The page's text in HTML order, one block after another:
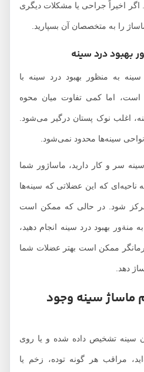
جراحی یا مشکلات دیگری
را به متخصصان آن بسپارید.
درد سینه
به منظور بهبود درد سینه با
اما کمی تفاوت میان محوه
نوک پستان درگیر می‌شود.
سینه‌ها محدود نمی‌شود.
و کار دارید، ماساژور شما
که این عضلاتی که سینه‌ها
شود. در حالی که ممکن است
بهبود درد سینه انجام دهید،
ممکن است بهتر عضلات شما
سینه وجود
تشخیص داده شده و یا روی
هر گونه توده، زخم یا